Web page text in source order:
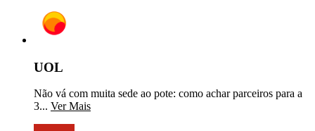
UOL
Não vá com muita sede ao pote: como achar parceiros para a
3... Ver Mais